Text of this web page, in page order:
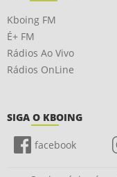
Kboing FM
É+ FM
Rádios Ao Vivo
Rádios OnLine
SIGA O KBOING
facebook